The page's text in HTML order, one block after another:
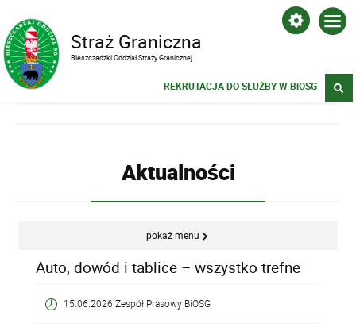
Straż Graniczna
Bieszczadzki Oddział Straży Granicznej
REKRUTACJA DO SŁUŻBY W BiOSG
Aktualności
pokaż menu
Auto, dowód i tablice – wszystko trefne
15.06.2026 Zespół Prasowy BiOSG